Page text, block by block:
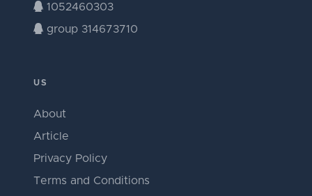
1052460303
group 314673710
US
About
Article
Privacy Policy
Terms and Conditions